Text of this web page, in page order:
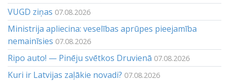
VUGD ziņas 07.08.2026
Ministrija apliecina: veselības aprūpes pieejamība
nemainīsies 07.08.2026
Ripo auto! — Pinēju svētkos Druvienā 07.08.2026
Kuri ir Latvijas zaļākie novadi? 07.08.2026